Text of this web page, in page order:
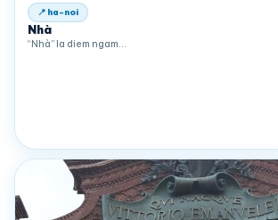
📍 ha-noi
Nhà
“Nhà” la diem ngam…